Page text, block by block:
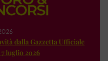
dalla Gazzetta Ufficiale
luglio 2026